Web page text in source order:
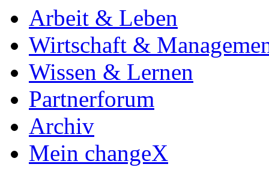
Arbeit & Leben
Wirtschaft &
Wissen & Lernen
Partnerforum
Archiv
Mein changeX